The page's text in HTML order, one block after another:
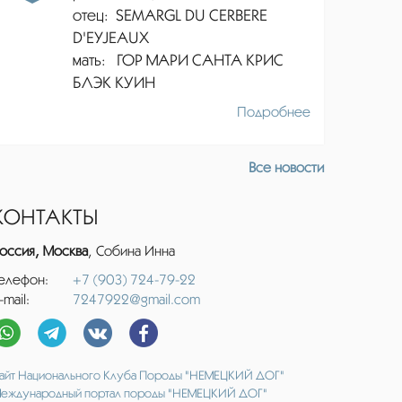
отец: SEMARGL DU CERBERE
D'EYJEAUX
мать: ГОР МАРИ САНТА КРИС
БЛЭК КУИН
Подробнее
Все новости
Москва, Собина Инна
+7 (903) 724-79-22
mail:
7247922@gmail.com
Национального Клуба Породы "НЕМЕЦКИЙ ДОГ"
портал породы "НЕМЕЦКИЙ ДОГ"